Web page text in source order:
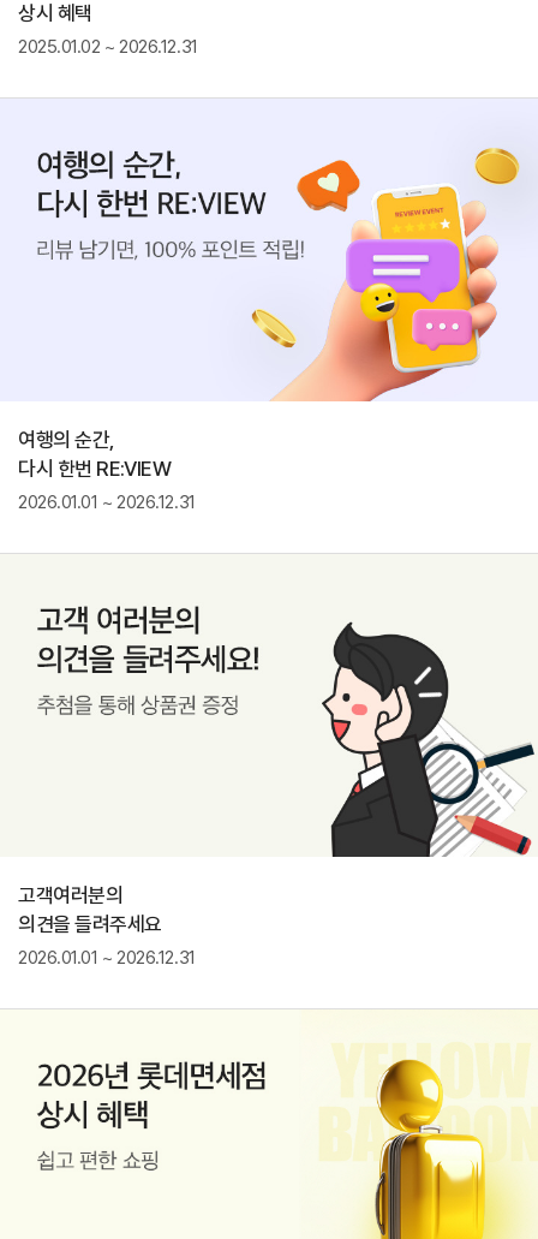
상시 혜택
2025.01.02 ~ 2026.12.31
여행의 순간,
다시 한번 RE:VIEW
2026.01.01 ~ 2026.12.31
고객여러분의
의견을 들려주세요
2026.01.01 ~ 2026.12.31